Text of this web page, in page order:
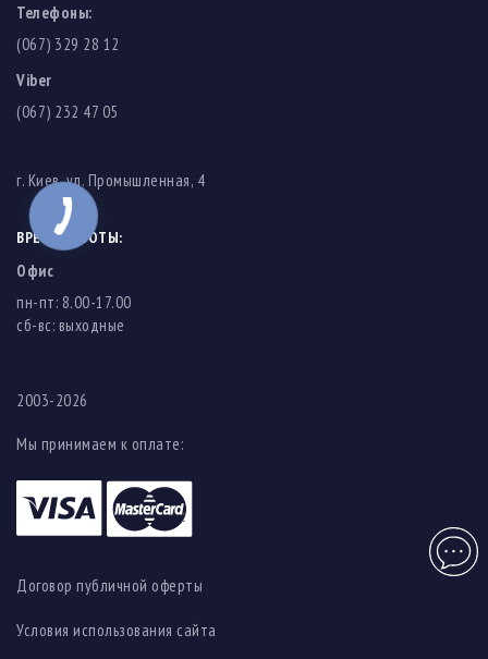
Телефоны:
(067) 329 28 12
Viber
(067) 232 47 05
г. Киев, ул. Промышленная, 4
ВРЕМЯ РАБОТЫ:
Офис
пн-пт: 8.00-17.00
cб-вс: выходные
2003-2026
Мы принимаем к оплате:
Договор публичной оферты
Условия использования сайта
Чат